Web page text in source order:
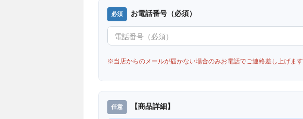
お電話番号（必須）
※当店からのメールが届かない場合のみお電話でご連絡差し上げます
【商品詳細】